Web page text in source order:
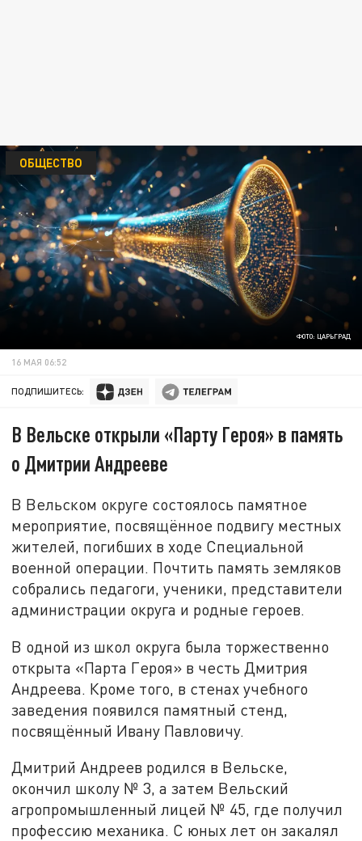
ФОТО: ЦАРЬГРАД
ОБЩЕСТВО
16 МАЯ 06:52
ПОДПИШИТЕСЬ:
В Вельске открыли «Парту Героя» в память
о Дмитрии Андрееве
В Вельском округе состоялось памятное
мероприятие, посвящённое подвигу местных
жителей, погибших в ходе Специальной
военной операции. Почтить память земляков
собрались педагоги, ученики, представители
администрации округа и родные героев.
В одной из школ округа была торжественно
открыта «Парта Героя» в честь Дмитрия
Андреева. Кроме того, в стенах учебного
заведения появился памятный стенд,
посвящённый Ивану Павловичу.
Дмитрий Андреев родился в Вельске,
окончил школу № 3, а затем Вельский
агропромышленный лицей № 45, где получил
профессию механика. С юных лет он закалял